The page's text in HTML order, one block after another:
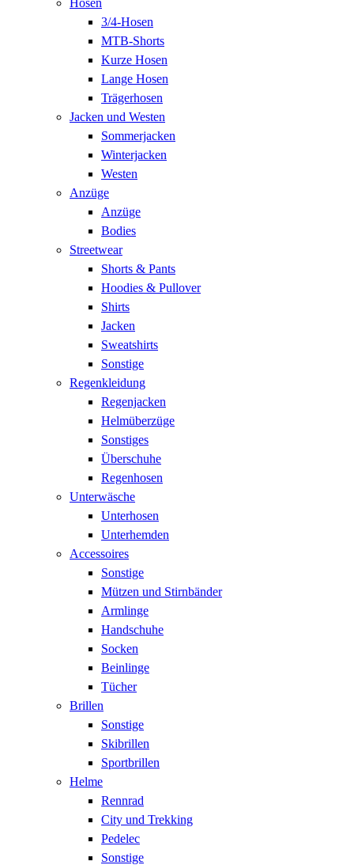
3/4-Hosen
MTB-Shorts
Kurze Hosen
Lange Hosen
Trägerhosen
Jacken und Westen
Sommerjacken
Winterjacken
Westen
Anzüge
Anzüge
Bodies
Streetwear
Shorts & Pants
Hoodies & Pullover
Shirts
Jacken
Sweatshirts
Sonstige
Regenkleidung
Regenjacken
Helmüberzüge
Sonstiges
Überschuhe
Regenhosen
Unterwäsche
Unterhosen
Unterhemden
Accessoires
Sonstige
Mützen und Stirnbänder
Armlinge
Handschuhe
Socken
Beinlinge
Tücher
Brillen
Sonstige
Skibrillen
Sportbrillen
Helme
Rennrad
City und Trekking
Pedelec
Sonstige